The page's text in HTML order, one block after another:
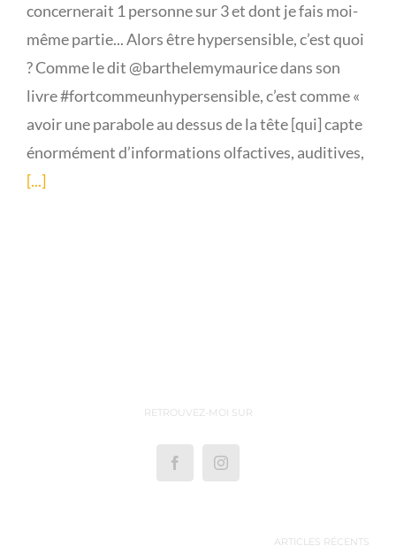
concernerait 1 personne sur 3 et dont je fais moi-
même partie... Alors être hypersensible, c’est quoi
? Comme le dit @barthelemymaurice dans son
livre #fortcommeunhypersensible, c’est comme «
avoir une parabole au dessus de la tête [qui] capte
énormément d’informations olfactives, auditives,
[...]
RETROUVEZ-MOI SUR
ARTICLES RÉCENTS